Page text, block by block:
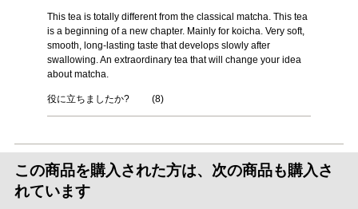
This tea is totally different from the classical matcha. This tea
is a beginning of a new chapter. Mainly for koicha. Very soft,
smooth, long-lasting taste that develops slowly after
swallowing. An extraordinary tea that will change your idea
about matcha.
役に立ちましたか? (8)
この商品を購入された方は、次の商品も購入さ
れています